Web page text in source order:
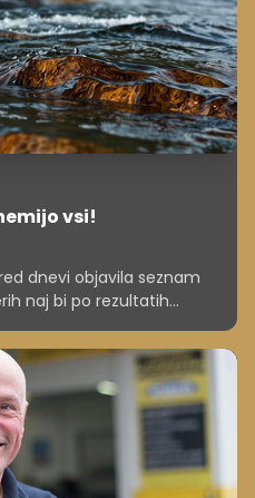
vsi!
dnevi objavila seznam
naj bi po rezultatih
milijonarjev. Kje ima torej
kot milijon dolarjev